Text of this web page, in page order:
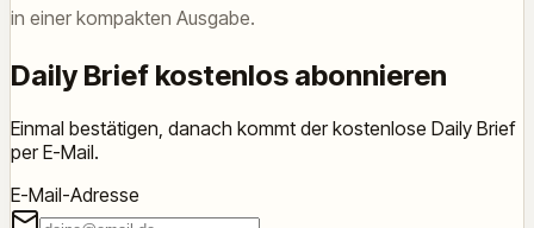
in einer kompakten Ausgabe.
Daily Brief kostenlos abonnieren
Einmal bestätigen, danach kommt der kostenlose Daily Brief
per E-Mail.
E-Mail-Adresse